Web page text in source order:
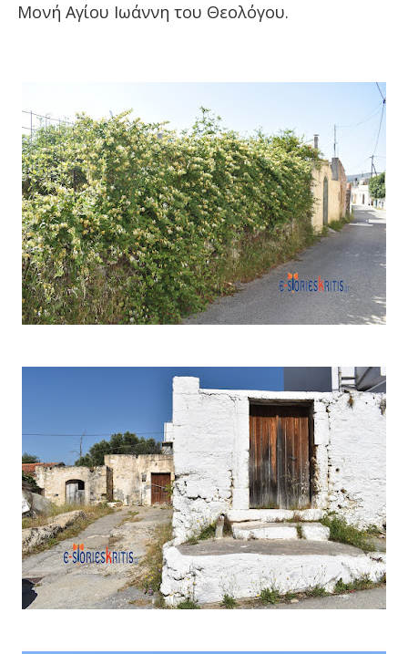
Μονή Αγίου Ιωάννη του Θεολόγου.